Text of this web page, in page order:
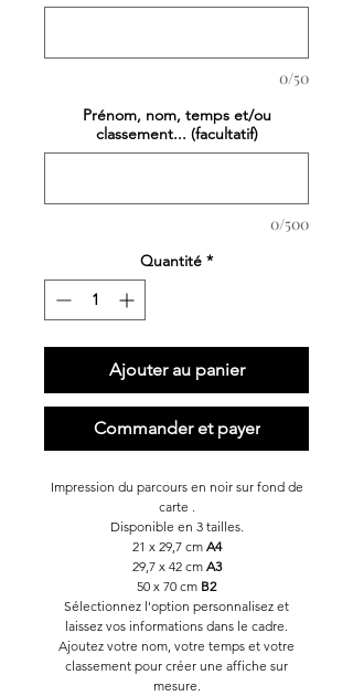
0/50
Prénom, nom, temps et/ou
classement... (facultatif)
0/500
Quantité *
Ajouter au panier
Commander et payer
Impression du parcours en noir sur fond de
carte .
Disponible en 3 tailles.
21 x 29,7 cm A4
29,7 x 42 cm A3
50 x 70 cm B2
Sélectionnez l'option personnalisez et
laissez vos informations dans le cadre.
Ajoutez votre nom, votre temps et votre
classement pour créer une affiche sur
mesure.